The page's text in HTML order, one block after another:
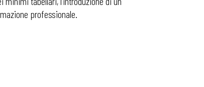
professionale.